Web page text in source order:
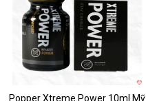
Popper Xtreme Power 10ml Mỹ